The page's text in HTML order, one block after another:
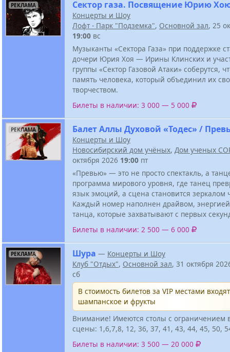
РЕКЛАМА Сектор газа. Посвящение Юрию
Концерты и Шоу
Лофт - Парк "Подземка", Основной зал, 25
19:00 вс
Музыканты «Сектора Газа» при поддержке
дочери Юрия Хоя — Ирины Клинских и
группы «Сектор Газовой Атаки» соберутся,
память человека, который объединил их
творчеством.
Билеты в наличии: 3 000 — 5 000
РЕКЛАМА Балет Аллы Духовой «Тодес» /
Концерты и Шоу
Новосибирский дом учёных, Дом ученых
октября 2026 19:00 пт
«Превью» — это не просто спектакль, а
программа мирового уровня, где танец
язык эмоций, а сцена становится зеркалом
Каждый номер наполнен драйвом,
танца, которые захватывают с первых
Билеты в наличии: 2 500 — 6 000
РЕКЛАМА Шура — Концерты и Шоу
Клуб "Отдых", Основной зал, 31 октября
сб
В стоимость билетов за VIP местами входят
шампанское и фрукты
Внимание! Имеются столы с ограничением
сцены: 1,6,7,8, 12, 36, 37, 41, 43, 44, 45, 50,
Билеты в наличии: 3 500 — 20 000